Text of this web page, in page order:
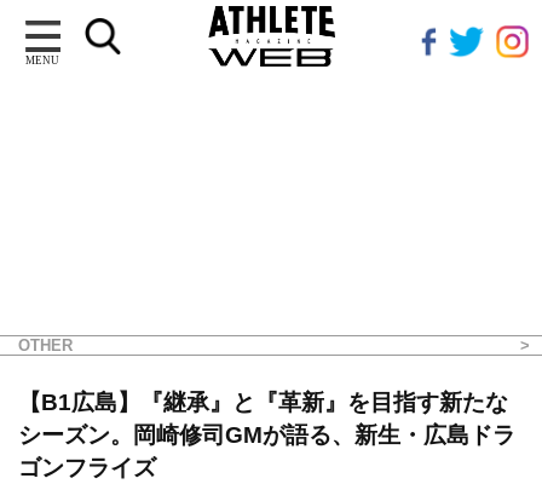
MENU
OTHER
【B1広島】『継承』と『革新』を目指す新たな
シーズン。岡崎修司GMが語る、新生・広島ドラ
ゴンフライズ